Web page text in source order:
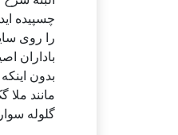
چسپیده
را روی
باداران
بدون
مانند
گلوله